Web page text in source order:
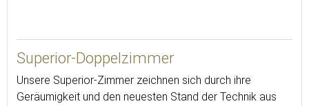
Superior-Doppelzimmer
Unsere Superior-Zimmer zeichnen sich durch ihre
Geräumigkeit und den neuesten Stand der Technik aus